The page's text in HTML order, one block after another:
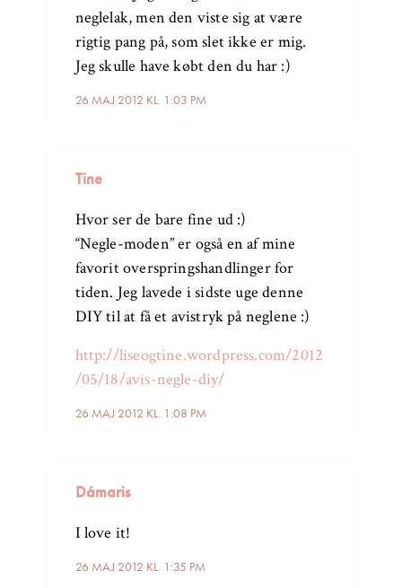
26 MAJ 2012 KL. 1:03 PM
neglelak, men den viste sig at være
rigtig pang på, som slet ikke er mig.
Jeg skulle have købt den du har :)
Tine
26 MAJ 2012 KL. 1:08 PM
Hvor ser de bare fine ud :)
“Negle-moden” er også en af mine
favorit overspringshandlinger for
tiden. Jeg lavede i sidste uge denne
DIY til at få et avistryk på neglene :)
http://liseogtine.wordpress.com/2012
/05/18/avis-negle-diy/
Dámaris
26 MAJ 2012 KL. 1:35 PM
I love it!